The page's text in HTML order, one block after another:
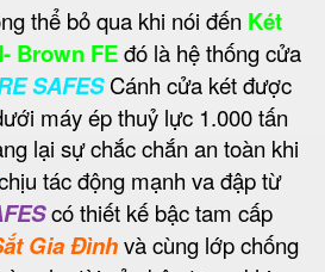
thể bỏ qua khi nói đến Két
Brown FEđó là hệ thống cửa
SAFESCánh cửa két được
máy ép thuỷ lực 1.000 tấn
lại sự chắc chắn an toàn khi
tác động mạnh va đập từ
có thiết kế bậc tam cấp
Gia Đìnhvà cùng lớp chống